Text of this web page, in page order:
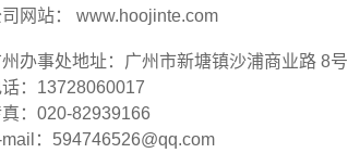
司网站： www.hoojinte.com
州办事处地址：广州市新塘镇沙浦商业路 8号
话：13728060017
：020-82939166
：594746526@qq.com